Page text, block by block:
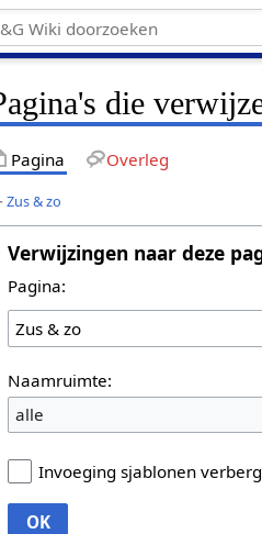
die
Pagina Overleg
Zus & zo
Verwijzingen naar deze
Pagina:
Naamruimte:
alle
Invoeging sjablonen
OK